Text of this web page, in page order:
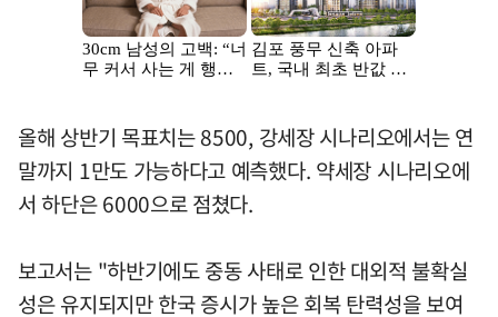
올해 상반기 목표치는 8500, 강세장 시나리오에서는 연
말까지 1만도 가능하다고 예측했다. 약세장 시나리오에
서 하단은 6000으로 점쳤다.
보고서는 "하반기에도 중동 사태로 인한 대외적 불확실
성은 유지되지만 한국 증시가 높은 회복 탄력성을 보여